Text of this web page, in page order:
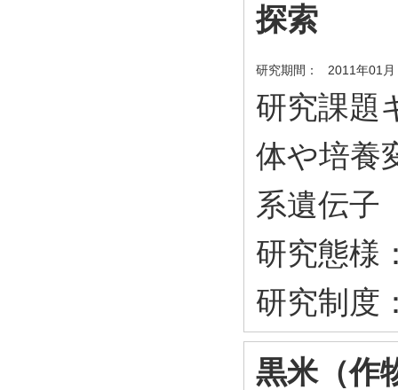
探索
研究期間： 2011年01月
研究課題
体や培
系遺伝子
研究態様
研究制度
黒米（作